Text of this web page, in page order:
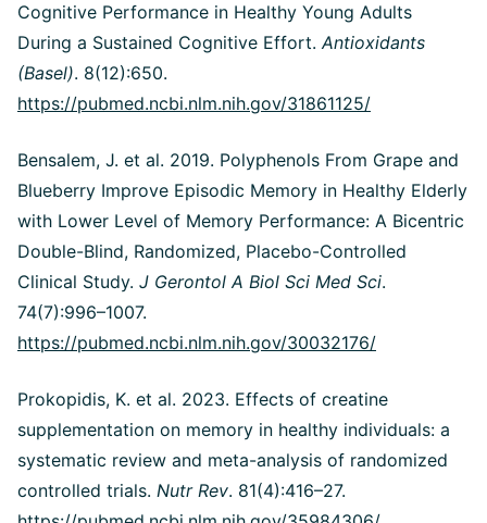
Cognitive Performance in Healthy Young Adults
During a Sustained Cognitive Effort.Antioxidants
(Basel). 8(12):650.
https://pubmed.ncbi.nlm.nih.gov/31861125/
Bensalem, J. et al. 2019. Polyphenols From Grape and
Blueberry Improve Episodic Memory in Healthy Elderly
with Lower Level of Memory Performance: A Bicentric
Double-Blind, Randomized, Placebo-Controlled
Clinical Study. J Gerontol A Biol Sci Med Sci.
74(7):996–1007.
https://pubmed.ncbi.nlm.nih.gov/30032176/
Prokopidis, K. et al. 2023. Effects of creatine
supplementation on memory in healthy individuals: a
systematic review and meta-analysis of randomized
controlled trials. Nutr Rev. 81(4):416–27.